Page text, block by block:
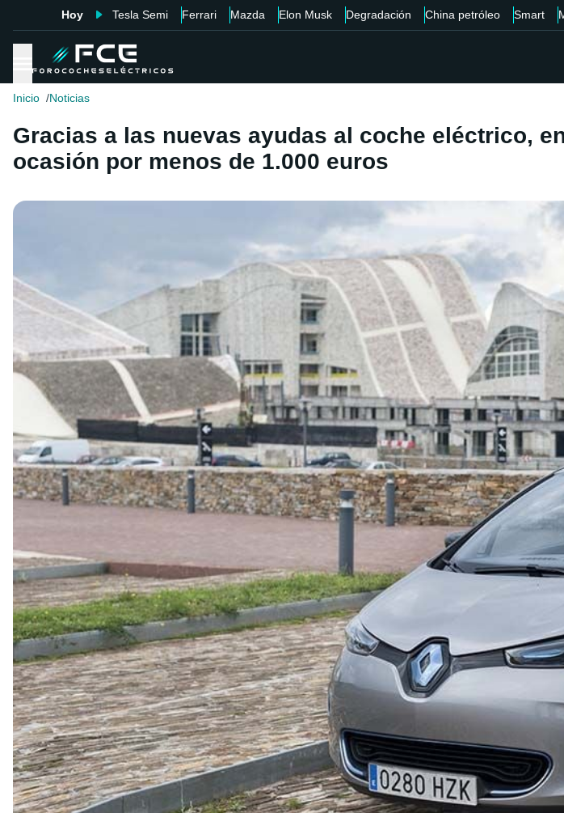
Hoy Tesla Semi Ferrari Mazda Elon Musk Degradación China petróleo Smart
Inicio Noticias
Gracias a las nuevas ayudas al coche eléctrico,
ocasión por menos de 1.000 euros